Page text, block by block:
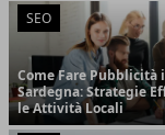
SEO
Come Fare Pubblicità
Sardegna: Strategie
le Attività Locali